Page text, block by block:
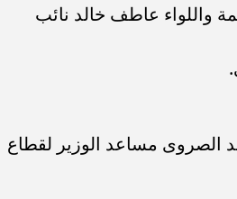
واللواء عاطف خالد نائب
الصروى مساعد الوزير لقطاع